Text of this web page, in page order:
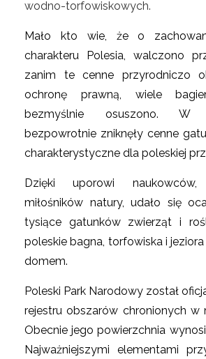
wodno-torfowiskowych.
Mało kto wie, że o
charakteru Polesia, walczono
zanim te cenne przyrodniczo
ochronę prawną, wiele
bezmyślnie osuszono.
bezpowrotnie zniknęły cenne
charakterystyczne dla poleskiej
Dzięki uporowi
miłośników natury, udało się
tysiące gatunków zwierząt i
poleskie bagna, torfowiska i
domem.
Poleski Park Narodowy został
rejestru obszarów chronionych w
Obecnie jego powierzchnia
Najważniejszymi elementami